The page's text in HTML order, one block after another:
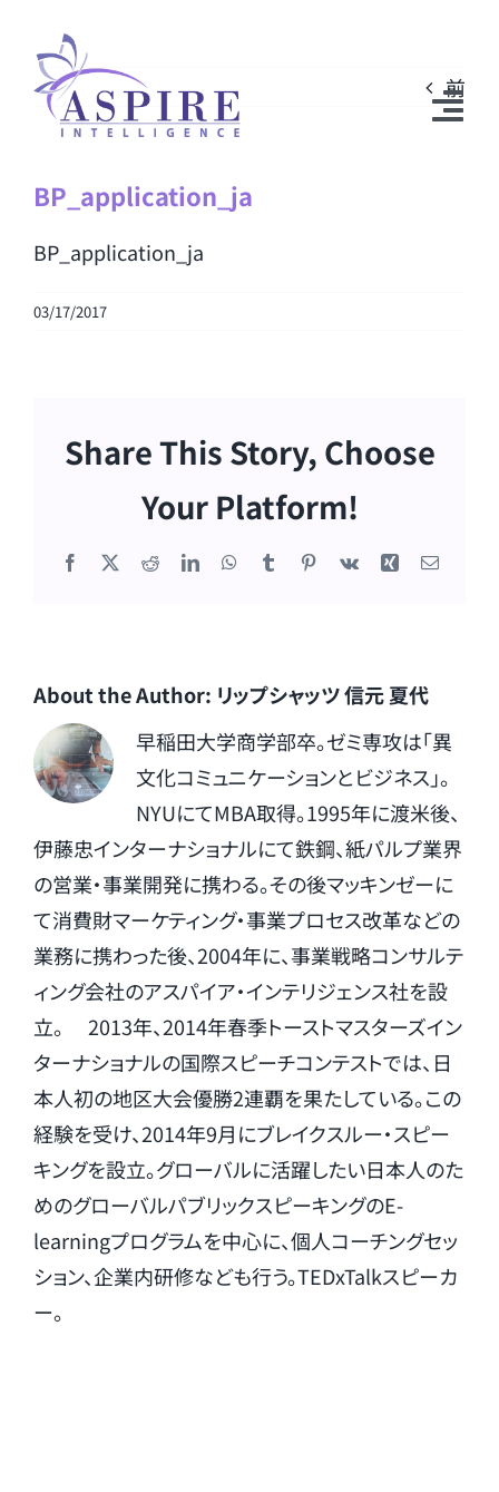
content
お問い合わせ
前
BP_application_ja
BP_application_ja
03/17/2017
Share This Story, Choose
Your Platform!
Facebook
X RedditLinkedInWhatsApp
TumblrPinterest
Vk Xing 電
About the Author: リップシャッツ 信元 夏代
早稲田大学商学部卒。ゼミ専攻は「異
文化コミュニケーションとビジネス」。
NYUにてMBA取得。1995年に渡米後、
伊藤忠インターナショナルにて鉄鋼、紙パルプ業界
の営業・事業開発に携わる。その後マッキンゼーに
て消費財マーケティング・事業プロセス改革などの
業務に携わった後、2004年に、事業戦略コンサルテ
ィング会社のアスパイア・インテリジェンス社を設
立。 2013年、2014年春季トーストマスターズイン
ターナショナルの国際スピーチコンテストでは、日
本人初の地区大会優勝2連覇を果たしている。この
経験を受け、2014年9月にブレイクスルー・スピー
キングを設立。グローバルに活躍したい日本人のた
めのグローバルパブリックスピーキングのE-
learningプログラムを中心に、個人コーチングセッ
ション、企業内研修なども行う。TEDxTalkスピーカ
ー。